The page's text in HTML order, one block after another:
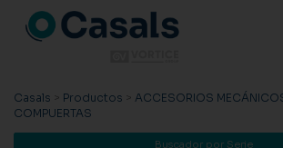
Casals > Productos > ACCESORIOS
COMPUERTAS
Buscador por Serie